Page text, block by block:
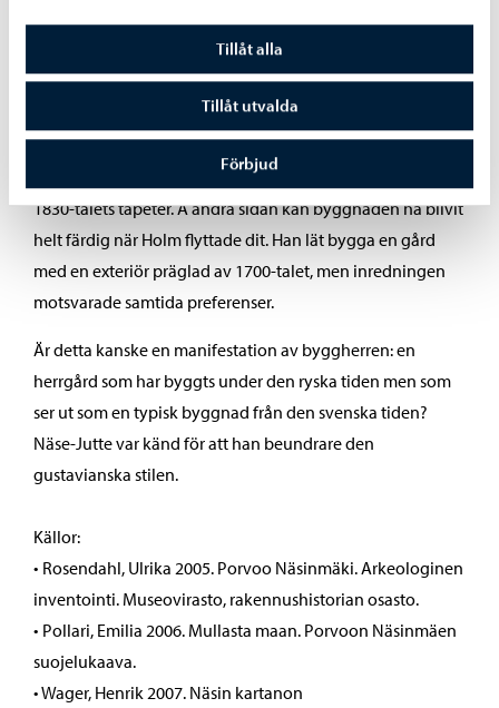
Tillåt alla
Tillåt utvalda
Förbjud
Näse-Juttes manifestation?
Exteriören och planritningen från 1700-talet samt tapet-
och målningsfynden som motsvarar 1800-talets empirestil
strider mot varandra. Det är å ena sidan möjligt att Johan
Holm renoverade den gamla förfallna byggnaden med
1830-talets tapeter. Å andra sidan kan byggnaden ha blivit
helt färdig när Holm flyttade dit. Han lät bygga en gård
med en exteriör präglad av 1700-talet, men inredningen
motsvarade samtida preferenser.
Är detta kanske en manifestation av byggherren: en
herrgård som har byggts under den ryska tiden men som
ser ut som en typisk byggnad från den svenska tiden?
Näse-Jutte var känd för att han beundrare den
gustavianska stilen.
Källor:
• Rosendahl, Ulrika 2005. Porvoo Näsinmäki. Arkeologinen
inventointi. Museovirasto, rakennushistorian osasto.
• Pollari, Emilia 2006. Mullasta maan. Porvoon Näsinmäen
suojelukaava.
• Wager, Henrik 2007. Näsin kartanon